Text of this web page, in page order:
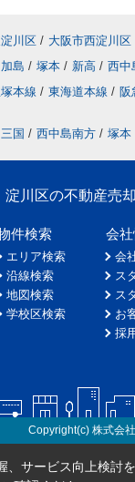
川区 / 大阪市西淀川区
加島 / 塚本 / 新高 / 西中
本線 / 東海道本線 / 阪
三国 / 西中島南方 / 塚本
淀川区の不動産売
件検索
エリア検索
沿線検索
地図検索
学校区検索
会
会
ス
ス
お
採
Copyright(c) 株式会
、サービス向上検討